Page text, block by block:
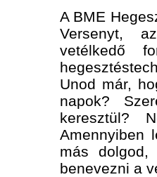
A BME
Versenyt,
vetélkedő
Unod már,
napok?
keresztül?
Amennyiben
más
benevezni a